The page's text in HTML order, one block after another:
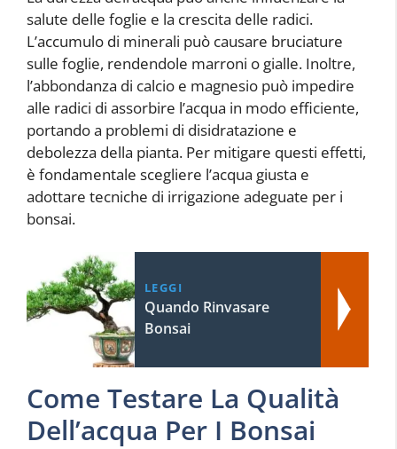
salute delle foglie e la crescita delle radici.
L’accumulo di minerali può causare bruciature
sulle foglie, rendendole marroni o gialle. Inoltre,
l’abbondanza di calcio e magnesio può impedire
alle radici di assorbire l’acqua in modo efficiente,
portando a problemi di disidratazione e
debolezza della pianta. Per mitigare questi effetti,
è fondamentale scegliere l’acqua giusta e
adottare tecniche di irrigazione adeguate per i
bonsai.
LEGGI
Quando Rinvasare
Bonsai
Come Testare La Qualità
Dell’acqua Per I Bonsai